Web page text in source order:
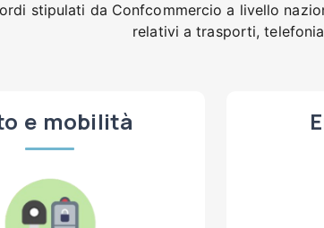
stipulati da Confcommercio a livello
relativi a trasporti,
e mobilità